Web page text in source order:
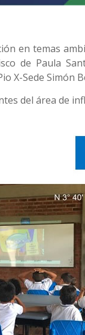
en temas
de Paula
X-Sede
del área de